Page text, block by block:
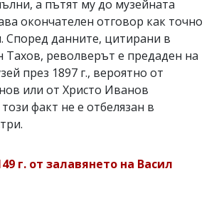
а пътят му до музейната
окончателен отговор как точно
Според данните, цитирани в
Тахов, револверът е предаден на
през 1897 г., вероятно от
или от Христо Иванов
факт не е отбелязан в
г. от залавянето на Васил